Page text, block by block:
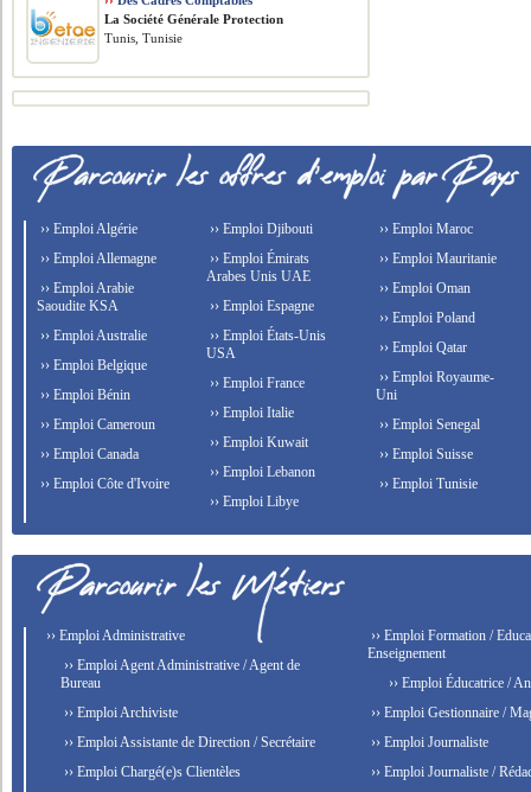
La Société Générale Protection
Tunis, Tunisie
›› Emploi Algérie
›› Emploi Allemagne
›› Emploi Arabie
Saoudite KSA
›› Emploi Australie
›› Emploi Belgique
›› Emploi Bénin
›› Emploi Cameroun
›› Emploi Canada
›› Emploi Côte d'Ivoire
›› Emploi Djibouti
›› Emploi Émirats
Arabes Unis UAE
›› Emploi Espagne
›› Emploi États-Unis
USA
›› Emploi France
›› Emploi Italie
›› Emploi Kuwait
›› Emploi Lebanon
›› Emploi Libye
›› Emploi Maroc
›› Emploi Mauritanie
›› Emploi Oman
›› Emploi Poland
›› Emploi Qatar
›› Emploi Royaume-
Uni
›› Emploi Senegal
›› Emploi Suisse
›› Emploi Tunisie
›› Emploi Administrative
›› Emploi Agent Administrative / Agent de
Bureau
›› Emploi Archiviste
›› Emploi Assistante de Direction / Secrétaire
›› Emploi Chargé(e)s Clientèles
›› Emploi Formation /
Enseignement
›› Emploi Éducatrice /
›› Emploi Gestionnaire /
›› Emploi Journaliste
›› Emploi Journaliste /